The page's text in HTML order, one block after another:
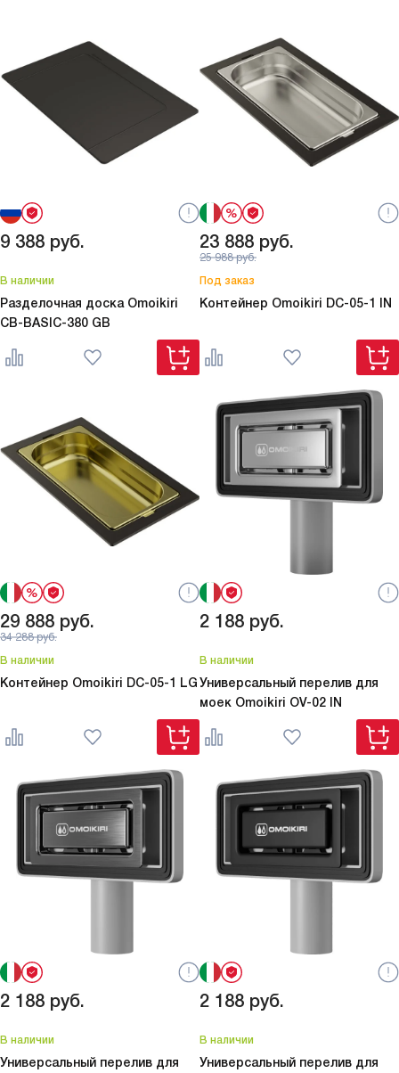
9 388 руб.
В наличии
Разделочная доска Omoikiri
CB-BASIC-380 GB
23 888 руб.
25 988руб.
Под заказ
Контейнер Omoikiri DC-05-1 IN
29 888 руб.
34 288руб.
В наличии
Контейнер Omoikiri DC-05-1 LG
2 188 руб.
В наличии
Универсальный перелив для
моек Omoikiri OV-02 IN
2 188 руб.
В наличии
Универсальный перелив для
2 188 руб.
В наличии
Универсальный перелив для